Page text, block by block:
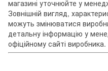
магазині уточнюйте у
Зовнішній вигляд,
можуть змінюватися
детальну інформацію у
офіційному сайті виробника.